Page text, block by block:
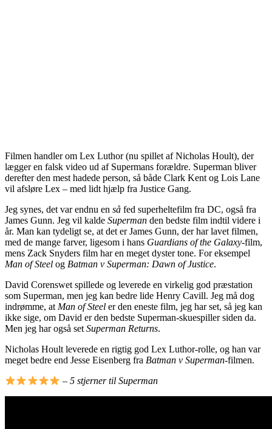
Filmen handler om Lex Luthor (nu spillet af Nicholas Hoult), der
lægger en falsk video ud af Supermans forældre. Superman bliver
derefter den mest hadede person, så både Clark Kent og Lois Lane
vil afsløre Lex – med lidt hjælp fra Justice Gang.
Jeg synes, det var endnu en så fed superheltefilm fra DC, også fra
James Gunn. Jeg vil kalde Superman den bedste film indtil videre i
år. Man kan tydeligt se, at det er James Gunn, der har lavet filmen,
med de mange farver, ligesom i hans Guardians of the Galaxy-film,
mens Zack Snyders film har en meget dyster tone. For eksempel
Man of Steel og Batman v Superman: Dawn of Justice.
David Corenswet spillede og leverede en virkelig god præstation
som Superman, men jeg kan bedre lide Henry Cavill. Jeg må dog
indrømme, at Man of Steel er den eneste film, jeg har set, så jeg kan
ikke sige, om David er den bedste Superman-skuespiller siden da.
Men jeg har også set Superman Returns.
Nicholas Hoult leverede en rigtig god Lex Luthor-rolle, og han var
meget bedre end Jesse Eisenberg fra Batman v Superman-filmen.
–5 stjerner til Superman